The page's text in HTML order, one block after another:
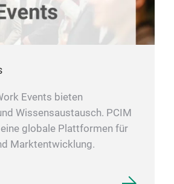
Events bieten
Wissensaustausch. PCIM
globale Plattformen für
Marktentwicklung.